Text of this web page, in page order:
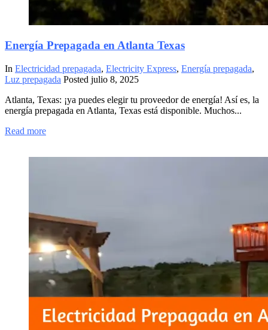
Energía Prepagada en Atlanta Texas
In Electricidad prepagada, Electricity Express, Energía prepagada,
Luz prepagada Posted julio 8, 2025
Atlanta, Texas: ¡ya puedes elegir tu proveedor de energía! Así es, la
energía prepagada en Atlanta, Texas está disponible. Muchos...
Read more